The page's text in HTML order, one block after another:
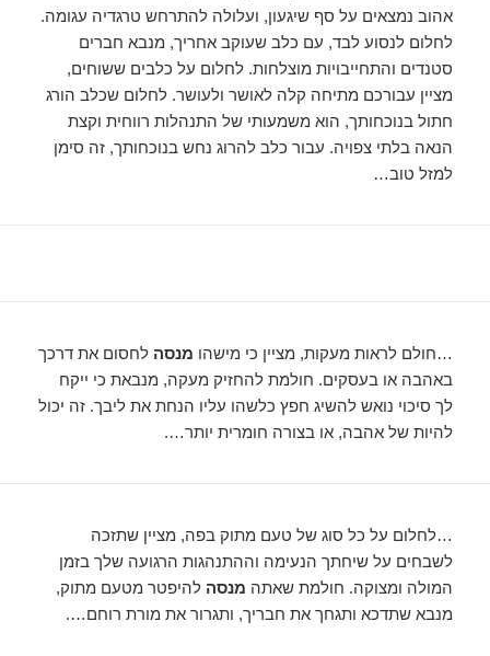
אהוב נמצאים על סף שיגעון, ועלולה להתרחש טרגדיה עגומה.
לחלום לנסוע לבד, עם כלב שעוקב אחריך, מנבא חברים
סטנדים והתחייבויות מוצלחות. לחלום על כלבים ששוחים,
מציין עבורכם מתיחה קלה לאושר ולעושר. לחלום שכלב הורג
חתול בנוכחותך, הוא משמעותי של התנהלות רווחית וקצת
הנאה בלתי צפויה. עבור כלב להרוג נחש בנוכחותך, זה סימן
למזל טוב…
…חולם לראות מעקות, מציין כי מישהו מנסה לחסום את דרכך
באהבה או בעסקים. חולמת להחזיק מעקה, מנבאת כי ייקח
לך סיכוי נואש להשיג חפץ כלשהו עליו הנחת את ליבך. זה יכול
להיות של אהבה, או בצורה חומרית יותר….
…לחלום על כל סוג של טעם מתוק בפה, מציין שתזכה
לשבחים על שיחתך הנעימה וההתנהגות הרגועה שלך בזמן
המולה ומצוקה. חולמת שאתה מנסה להיפטר מטעם מתוק,
מנבא שתדכא ותגחך את חבריך, ותגרור את מורת רוחם….